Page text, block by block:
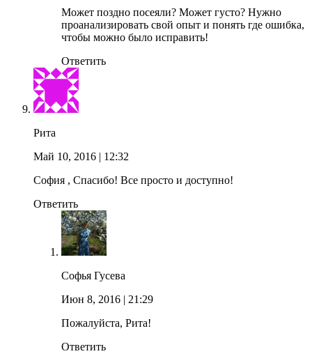
Может поздно посеяли? Может густо? Нужно
проанализировать свой опыт и понять где ошибка,
чтобы можно было исправить!
Ответить
Рита
Май 10, 2016 | 12:32
София , Спасибо! Все просто и доступно!
Ответить
Софья Гусева
Июн 8, 2016 | 21:29
Пожалуйста, Рита!
Ответить